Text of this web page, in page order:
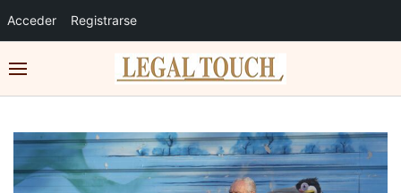
Acceder Registrarse